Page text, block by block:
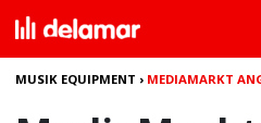
MUSIK EQUIPMENT › MEDIAMARKT